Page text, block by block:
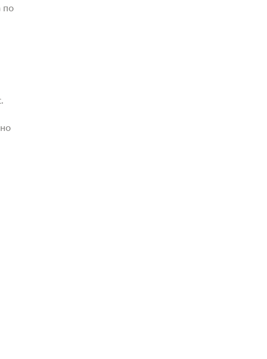
по